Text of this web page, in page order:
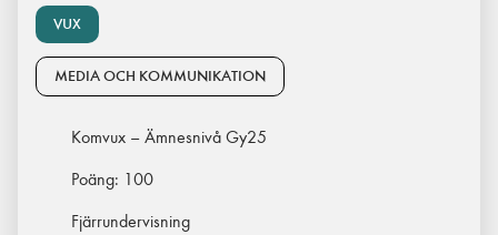
VUX
MEDIA OCH KOMMUNIKATION
Komvux – Ämnesnivå Gy25
Poäng: 100
Fjärrundervisning